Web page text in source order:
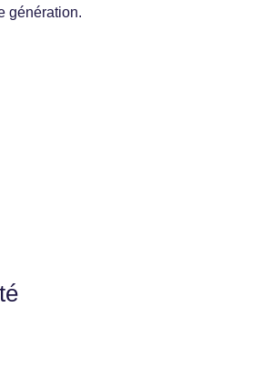
génération.